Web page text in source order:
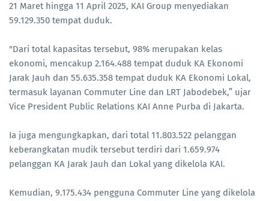
21 Maret hingga 11 April 2025, KAI Group menyediakan
59.129.350 tempat duduk.
"Dari total kapasitas tersebut, 98% merupakan kelas
ekonomi, mencakup 2.164.488 tempat duduk KA Ekonomi
Jarak Jauh dan 55.635.358 tempat duduk KA Ekonomi Lokal,
termasuk layanan Commuter Line dan LRT Jabodebek,” ujar
Vice President Public Relations KAI Anne Purba di Jakarta.
Ia juga mengungkapkan, dari total 11.803.522 pelanggan
keberangkatan mudik tersebut terdiri dari 1.659.974
pelanggan KA Jarak Jauh dan Lokal yang dikelola KAI.
Kemudian, 9.175.434 pengguna Commuter Line yang dikelola